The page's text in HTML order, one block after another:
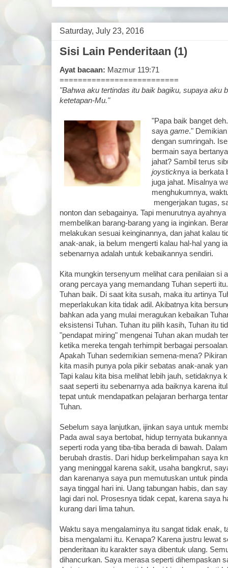
Saturday, July 23, 2016
Sisi Lain Penderitaan (1)
Ayat bacaan: Mazmur 119:71
==========================
"Bahwa aku tertindas itu baik bagiku, supaya aku
ketetapan-Mu."
"Papa baik banget
saya game."
dengan sumringah.
bermain saya
jahat? Sambil terus
joysticknya ia berkata
juga jahat. Misalnya
menghukumnya,
mengerjakan tugas,
nonton dan sebagainya. Tapi menurutnya
membelikan barang-barang yang ia inginkan.
melakukan sesuai keinginannya, dan jahat kalau
anak-anak, ia belum mengerti kalau hal-hal yang
sebenarnya adalah untuk kebaikannya sendiri.
Kita mungkin tersenyum melihat cara penilaian si
orang percaya yang memandang Tuhan seperti
Tuhan baik. Di saat kita susah, maka itu artinya
meperlakukan kita tidak adil. Akibatnya kita
bahkan ada yang mulai meragukan kebaikan
eksistensi Tuhan. Tuhan itu pilih kasih, Tuhan itu
"pendapat miring" mengenai Tuhan akan mudah
ketika mereka tengah terhimpit berbagai
Apakah Tuhan sedemikian semena-mena?
kita masih punya pola pikir sebatas anak-anak
Tapi kalau kita bisa melihat lebih jauh, setidaknya
saat seperti itu sebenarnya ada baiknya karena
tepat untuk mendapatkan pelajaran berharga
Tuhan.
Sebelum saya lanjutkan, ijinkan saya untuk
Pada awal saya bertobat, hidup ternyata
seperti roda yang tiba-tiba berada di bawah.
berubah drastis. Dari hidup berkelimpahan saya
yang meninggal karena sakit, usaha bangkrut,
dan karenanya saya pun memutuskan untuk
saya tinggal hari ini. Uang tabungan habis, dan
lagi dari nol. Prosesnya tidak cepat, karena saya
kurang dari lima tahun.
Waktu saya mengalaminya itu sangat tidak enak,
bisa mengalami itu. Kenapa? Karena justru lewat
penderitaan itu karakter saya dibentuk ulang.
dihancurkan. Saya merasa seperti dihempaskan